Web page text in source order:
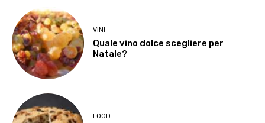
VINI
Quale vino dolce scegliere per
Natale?
FOOD